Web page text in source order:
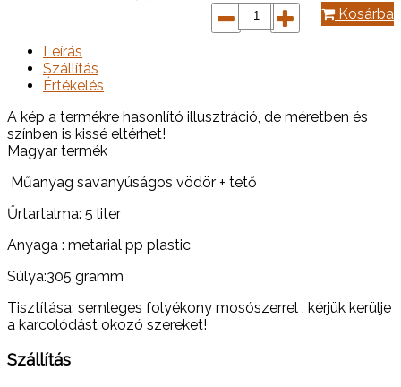
Kosárba
Leírás
Szállítás
Értékelés
A kép a termékre hasonlító illusztráció, de méretben és
színben is kissé eltérhet!
Magyar termék
Műanyag savanyúságos vödör + tető
Űrtartalma: 5 liter
Anyaga : metarial pp plastic
Súlya:305 gramm
Tisztítása: semleges folyékony mosószerrel , kérjük kerülje
a karcolódást okozó szereket!
Szállítás